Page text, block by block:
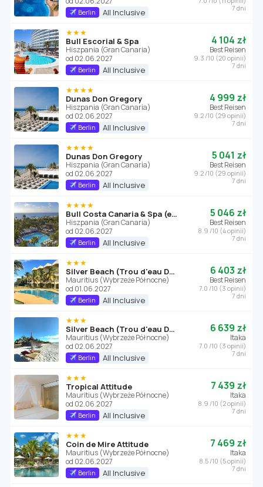
Berlin All Inclusive
7 dni
★★★
Bull Escorial & Spa
Hiszpania (Gran Canaria)
od 02.06.2027
Berlin All Inclusive
4 104 zł
Best Reisen
9.3 /10 (20 opinii)
7 dni
★★★★
Dunas Don Gregory
Hiszpania (Gran Canaria)
od 02.06.2027
Berlin All Inclusive
4 999 zł
Best Reisen
9.2 /10 (29 opinii)
7 dni
★★★★
Dunas Don Gregory
Hiszpania (Gran Canaria)
od 02.06.2027
Berlin All Inclusive
5 041 zł
Best Reisen
9.2 /10 (29 opinii)
7 dni
★★★★
Bull Costa Canaria & Spa (ex. Iberostar Costa Canaria)
Hiszpania (Gran Canaria)
od 02.06.2027
Berlin All Inclusive
5 046 zł
Best Reisen
8.9 /10 (4 opinii)
7 dni
★★★
Silver Beach (Trou d'eau Douce)
Mauritius (Wybrzeże Północne)
od 01.06.2027
Berlin All Inclusive
6 403 zł
Best Reisen
7.0 /10 (3 opinii)
7 dni
★★★
Silver Beach (Trou d'eau Douce)
Mauritius (Wybrzeże Północne)
od 02.06.2027
Berlin All Inclusive
6 639 zł
Itaka
7.0 /10 (3 opinii)
7 dni
★★★
Tropical Attitude
Mauritius (Wybrzeże Północne)
od 02.06.2027
Berlin All Inclusive
7 439 zł
Itaka
8.9 /10 (2 opinii)
7 dni
★★★
Coin de Mire Attitude
Mauritius (Wybrzeże Północne)
od 02.06.2027
Berlin All Inclusive
7 469 zł
Itaka
8.5 /10 (5 opinii)
7 dni